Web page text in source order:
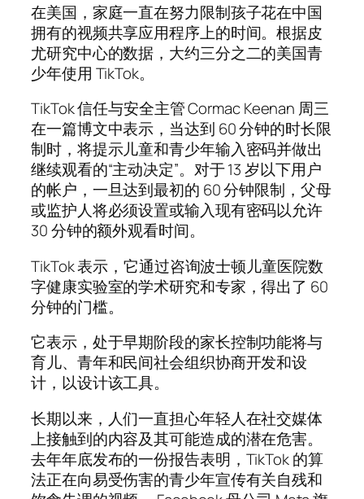
在美国，家庭一直在努力限制孩子花在中国
拥有的视频共享应用程序上的时间。根据皮
尤研究中心的数据，大约三分之二的美国青
少年使用 TikTok。
TikTok 信任与安全主管 Cormac Keenan 周三
在一篇博文中表示，当达到 60 分钟的时长限
制时，将提示儿童和青少年输入密码并做出
继续观看的“主动决定”。对于 13 岁以下用户
的帐户，一旦达到最初的 60 分钟限制，父母
或监护人将必须设置或输入现有密码以允许
30 分钟的额外观看时间。
TikTok 表示，它通过咨询波士顿儿童医院数
字健康实验室的学术研究和专家，得出了 60
分钟的门槛。
它表示，处于早期阶段的家长控制功能将与
育儿、青年和民间社会组织协商开发和设
计，以设计该工具。
长期以来，人们一直担心年轻人在社交媒体
上接触到的内容及其可能造成的潜在危害。
去年年底发布的一份报告表明，TikTok 的算
法正在向易受伤害的青少年宣传有关自残和